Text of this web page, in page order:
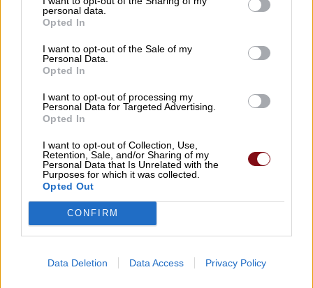
personal data.
Opted In
I want to opt-out of the Sale of my
Personal Data.
Opted In
I want to opt-out of processing my
Personal Data for Targeted Advertising.
Opted In
I want to opt-out of Collection, Use,
Retention, Sale, and/or Sharing of my
Personal Data that Is Unrelated with the
Purposes for which it was collected.
Opted Out
CONFIRM
Data Deletion Data Access Privacy Policy
Δυνάμεις
06/08/2026 , 21:54
Αύριο Παρασκευή στο Δομένικο η κηδεία
06/08/2026 , 19:52
Στο Anilio Park Festival οι συναυλίες είναι
μόνο η αφορμή!
06/08/2026 , 19:44